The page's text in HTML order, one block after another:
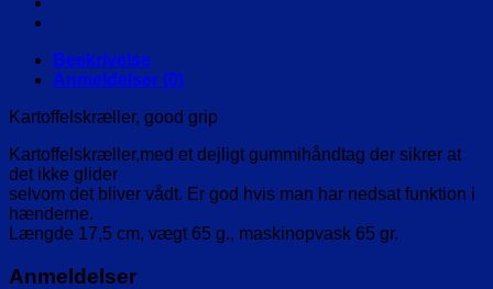
SÅ
LAGER
HAVES
Beskrivelse
Anmeldelser (0)
Kartoffelskræller, good grip
Kartoffelskræller,med et dejligt gummihåndtag der sikrer at
det ikke glider
selvom det bliver vådt. Er god hvis man har nedsat funktion i
hænderne.
Længde 17,5 cm, vægt 65 g., maskinopvask 65 gr.
Anmeldelser